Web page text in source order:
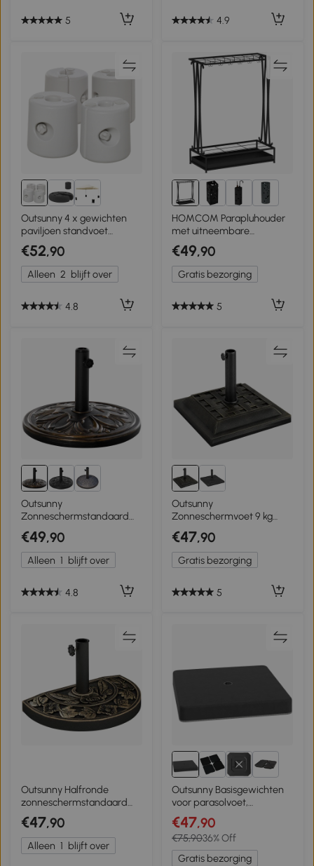
5 4.9
Outsunny 4 x gewichten
paviljoen standvoet
partytent vulling PE ∅24 x
25 h cm wit
€52,90
Alleen 2 blijft over
4.8
6+
HOMCOM Parapluhouder
met uitneembare
opvangschaal,
parapluhouder met 21
openingen en 24 haken,
staal, zwart
€49,90
Gratis bezorging
5
Outsunny
Zonneschermstandaard
zonneschermvoet
zonneschermvoet cement
13 kg Ø 35/ Ø 38/ Ø 48 mm
€49,90
Alleen 1 blijft over
4.8
Outsunny
Zonneschermvoet 9 kg
schermvoet
zonneschermstandaard
38/ 48 mm hars brons
€47,90
Gratis bezorging
5
Outsunny Halfronde
zonneschermstandaard
zonneschermvoet
schermvoet hars 50 x 31 x
32 cm 9 kg
€47,90
Alleen 1 blijft over
5+
Outsunny Basisgewichten
voor parasolvoet,
waterdicht, met zand
vulbaar, kunststof, 89L x
89B x 10,5H cm, zwart
€47,90
€75,9036% Off
Gratis bezorging